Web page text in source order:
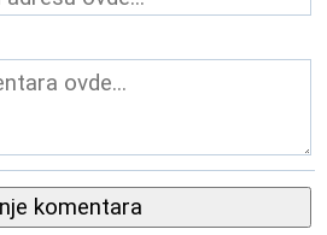
komentara